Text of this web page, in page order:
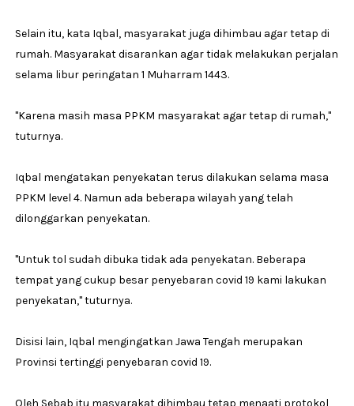
Selain itu, kata Iqbal, masyarakat juga dihimbau agar tetap di
rumah. Masyarakat disarankan agar tidak melakukan perjalan
selama libur peringatan 1 Muharram 1443.
"Karena masih masa PPKM masyarakat agar tetap di rumah,"
tuturnya.
Iqbal mengatakan penyekatan terus dilakukan selama masa
PPKM level 4. Namun ada beberapa wilayah yang telah
dilonggarkan penyekatan.
"Untuk tol sudah dibuka tidak ada penyekatan. Beberapa
tempat yang cukup besar penyebaran covid 19 kami lakukan
penyekatan," tuturnya.
Disisi lain, Iqbal mengingatkan Jawa Tengah merupakan
Provinsi tertinggi penyebaran covid 19.
Oleh Sebab itu masyarakat dihimbau tetap menaati protokol